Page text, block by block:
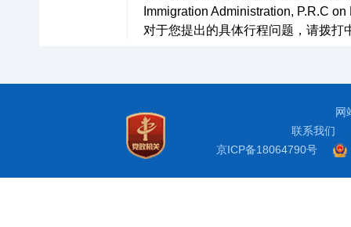
Immigration Administration, P.R.C
对于您提出的具体行程问题，请拨
网
联系我们
京ICP备18064790号